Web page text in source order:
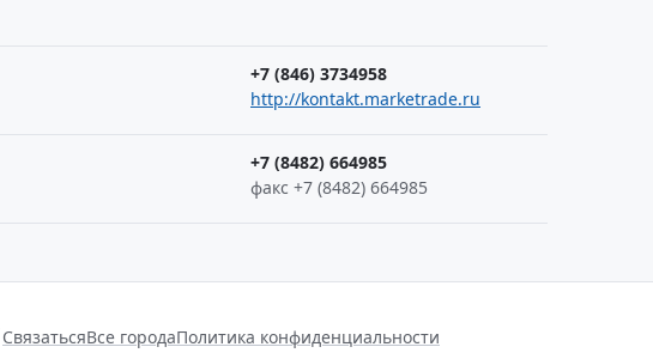
+7 (846) 3734958
http://kontakt.marketrade.ru
+7 (8482) 664985
факс +7 (8482) 664985
СвязатьсяВсе городаПолитика конфиденциальности